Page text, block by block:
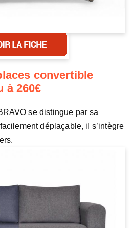
convertible
à 260€
se distingue par sa
déplaçable, il s’intègre